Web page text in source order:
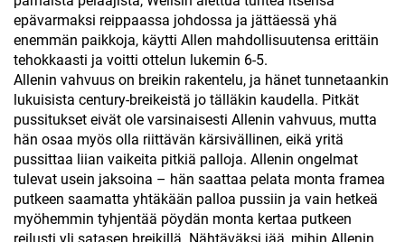
epävarmaksi reippaassa johdossa ja jättäessä yhä
enemmän paikkoja, käytti Allen mahdollisuutensa erittäin
tehokkaasti ja voitti ottelun lukemin 6-5.
Allenin vahvuus on breikin rakentelu, ja hänet tunnetaankin
lukuisista century-breikeistä jo tälläkin kaudella. Pitkät
pussitukset eivät ole varsinaisesti Allenin vahvuus, mutta
hän osaa myös olla riittävän kärsivällinen, eikä yritä
pussittaa liian vaikeita pitkiä palloja. Allenin ongelmat
tulevat usein jaksoina – hän saattaa pelata monta framea
putkeen saamatta yhtäkään palloa pussiin ja vain hetkeä
myöhemmin tyhjentää pöydän monta kertaa putkeen